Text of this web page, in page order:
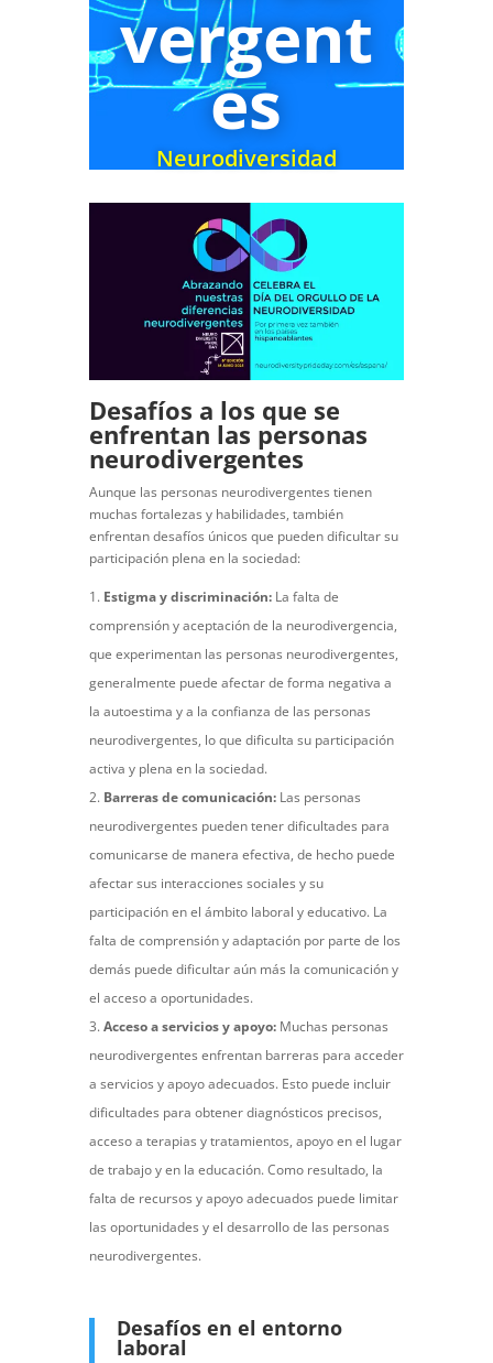
vergent
es
Neurodiversidad
Desafíos a los que se
enfrentan las personas
neurodivergentes
Aunque las personas neurodivergentes tienen
muchas fortalezas y habilidades, también
enfrentan desafíos únicos que pueden dificultar su
participación plena en la sociedad:
Estigma y discriminación:La falta de
comprensión y aceptación de la neurodivergencia,
que experimentan las personas neurodivergentes,
generalmente puede afectar de forma negativa a
la autoestima y a la confianza de las personas
neurodivergentes, lo que dificulta su participación
activa y plena en la sociedad.
Barreras de comunicación:Las personas
neurodivergentes pueden tener dificultades para
comunicarse de manera efectiva, de hecho puede
afectar sus interacciones sociales y su
participación en el ámbito laboral y educativo. La
falta de comprensión y adaptación por parte de los
demás puede dificultar aún más la comunicación y
el acceso a oportunidades.
Acceso a servicios y apoyo:Muchas personas
neurodivergentes enfrentan barreras para acceder
a servicios y apoyo adecuados. Esto puede incluir
dificultades para obtener diagnósticos precisos,
acceso a terapias y tratamientos, apoyo en el lugar
de trabajo y en la educación. Como resultado, la
falta de recursos y apoyo adecuados puede limitar
las oportunidades y el desarrollo de las personas
neurodivergentes.
Desafíos en el entorno
laboral